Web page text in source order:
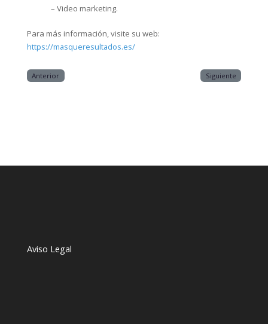
– Video marketing.
Para más información, visite su web:
https://masqueresultados.es/
Anterior Siguiente
Aviso Legal